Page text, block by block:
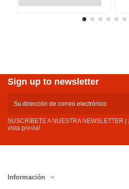
Sign up to newsletter
SUSCRÍBETE A NUESTRA NEWSLETTER
vista previa!
Información